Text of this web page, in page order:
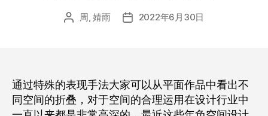
文
周, 婧雨
发 2022年6月30日
通过特殊的表现手法大家可以从平面作品中看出不
同空间的折叠，对于空间的合理运用在设计行业中